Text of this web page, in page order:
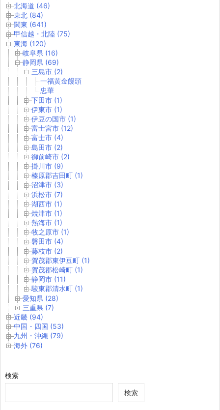
北海道 (46)
東北 (84)
関東 (641)
甲信越・北陸 (75)
東海 (120)
岐阜県 (16)
静岡県 (69)
三島市 (2)
一福黄金饅頭
忠華
下田市 (1)
伊東市 (1)
伊豆の国市 (1)
富士宮市 (12)
富士市 (4)
島田市 (2)
御前崎市 (2)
掛川市 (9)
榛原郡吉田町 (1)
沼津市 (3)
浜松市 (7)
湖西市 (1)
焼津市 (1)
熱海市 (1)
牧之原市 (1)
磐田市 (4)
藤枝市 (2)
賀茂郡東伊豆町 (1)
賀茂郡松崎町 (1)
静岡市 (11)
駿東郡清水町 (1)
愛知県 (28)
三重県 (7)
近畿 (94)
中国・四国 (53)
九州・沖縄 (79)
海外 (76)
検索
検索